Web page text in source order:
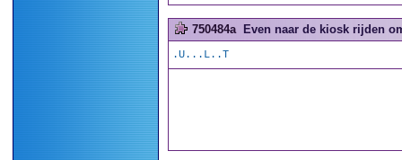
750484a Even naar de kiosk rijden
.U...L..T